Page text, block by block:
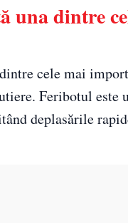
una dintre
cele mai
Feribotul este
deplasările